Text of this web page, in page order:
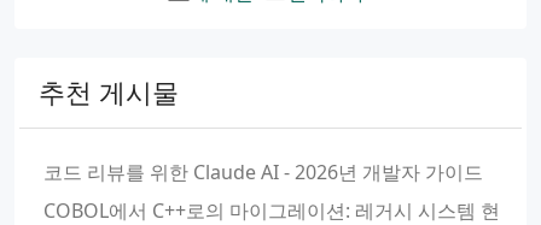
추천 게시물
코드 리뷰를 위한 Claude AI - 2026년 개발자 가이드
COBOL에서 C++로의 마이그레이션: 레거시 시스템 현